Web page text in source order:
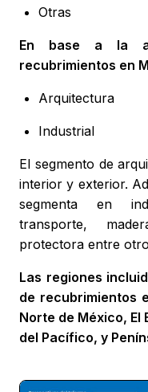
Otras
En base a la
recubrimientos en
Arquitectura
Industrial
El segmento de
interior y exterior.
segmenta en
transporte,
protectora entre
Las regiones
de recubrimientos
Norte de México, El
del Pacífico, y